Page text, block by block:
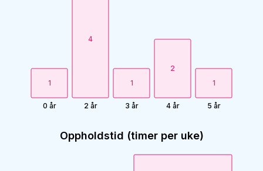
1
0 år
4
2 år
1
3 år
2
4 år
1
5 år
Oppholdstid (timer per uke)